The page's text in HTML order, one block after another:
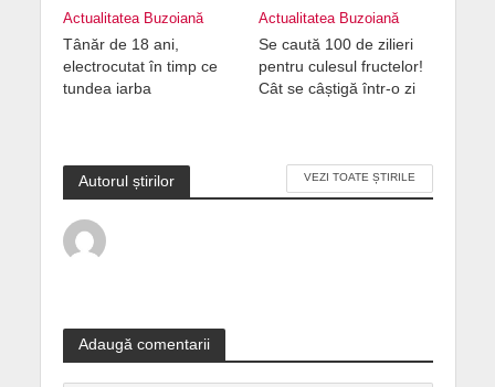
Actualitatea Buzoiană
Tânăr de 18 ani,
electrocutat în timp ce
tundea iarba
Actualitatea Buzoiană
Se caută 100 de zilieri
pentru culesul fructelor!
Cât se câștigă într-o zi
Autorul știrilor VEZI TOATE ȘTIRILE
Adaugă comentarii